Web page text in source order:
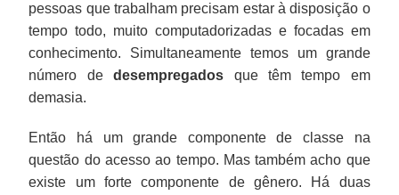
pessoas que trabalham precisam estar à disposição o
tempo todo, muito computadorizadas e focadas em
conhecimento. Simultaneamente temos um grande
número dedesempregados que têm tempo em
demasia.
Então há um grande componente de classe na
questão do acesso ao tempo. Mas também acho que
existe um forte componente de gênero. Há duas